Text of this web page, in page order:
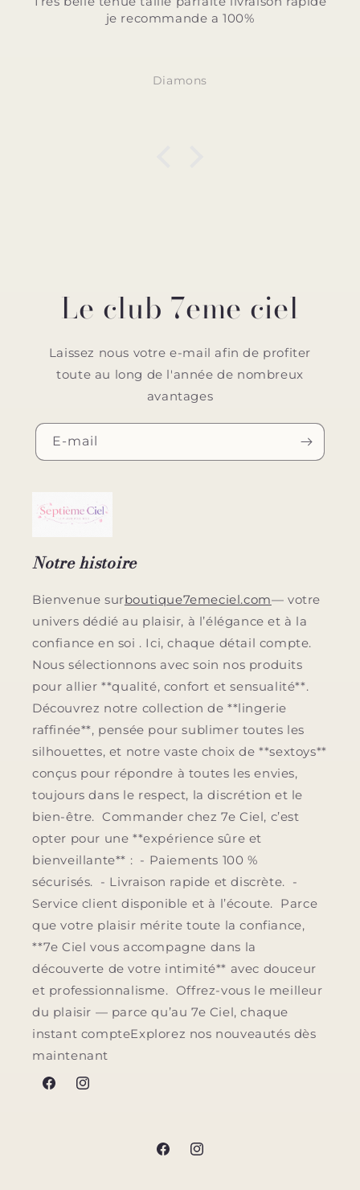
je recommande a 100%
Diamons
Le club 7eme ciel
Laissez nous votre e-mail afin de profiter
toute au long de l'année de nombreux
avantages
E-mail
Notre histoire
Bienvenue surboutique7emeciel.com— votre
univers dédié au plaisir, à l’élégance et à la
confiance en soi . Ici, chaque détail compte.
Nous sélectionnons avec soin nos produits
pour allier **qualité, confort et sensualité**.
Découvrez notre collection de **lingerie
raffinée**, pensée pour sublimer toutes les
silhouettes, et notre vaste choix de **sextoys**
conçus pour répondre à toutes les envies,
toujours dans le respect, la discrétion et le
bien-être. Commander chez 7e Ciel, c’est
opter pour une **expérience sûre et
bienveillante** : - Paiements 100 %
sécurisés. - Livraison rapide et discrète. -
Service client disponible et à l’écoute. Parce
que votre plaisir mérite toute la confiance,
**7e Ciel vous accompagne dans la
découverte de votre intimité** avec douceur
et professionnalisme. Offrez-vous le meilleur
du plaisir — parce qu’au 7e Ciel, chaque
instant compteExplorez nos nouveautés dès
maintenant
FacebookInstagram
FacebookInstagram